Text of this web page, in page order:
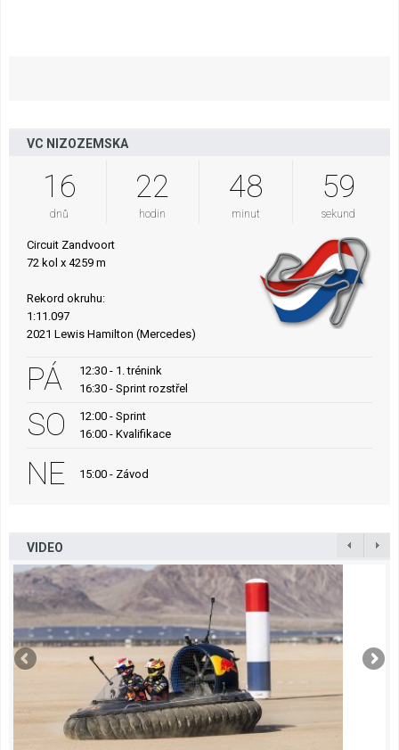
VC NIZOZEMSKA
16
dnů
22
hodin
48
minut
58
sekund
Circuit Zandvoort
72 kol x 4259 m
Rekord okruhu:
1:11.097
2021 Lewis Hamilton (Mercedes)
PÁ
12:30 - 1. trénink
16:30 - Sprint rozstřel
SO
12:00 - Sprint
16:00 - Kvalifikace
NE 15:00 - Závod
VIDEO